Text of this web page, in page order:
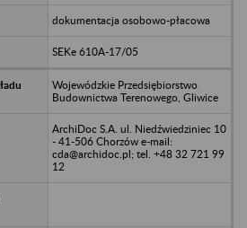
dokumentacja osobowo-płacowa
SEKe 610A-17/05
Wojewódzkie Przedsiębiorstwo
Budownictwa Terenowego, Gliwice
ArchiDoc S.A. ul. Niedźwiedziniec 10
- 41-506 Chorzów e-mail:
cda@archidoc.pl; tel. +48 32 721 99
12